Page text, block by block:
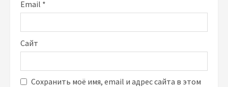
Email *
Сайт
Сохранить моё имя, email и адрес сайта в этом